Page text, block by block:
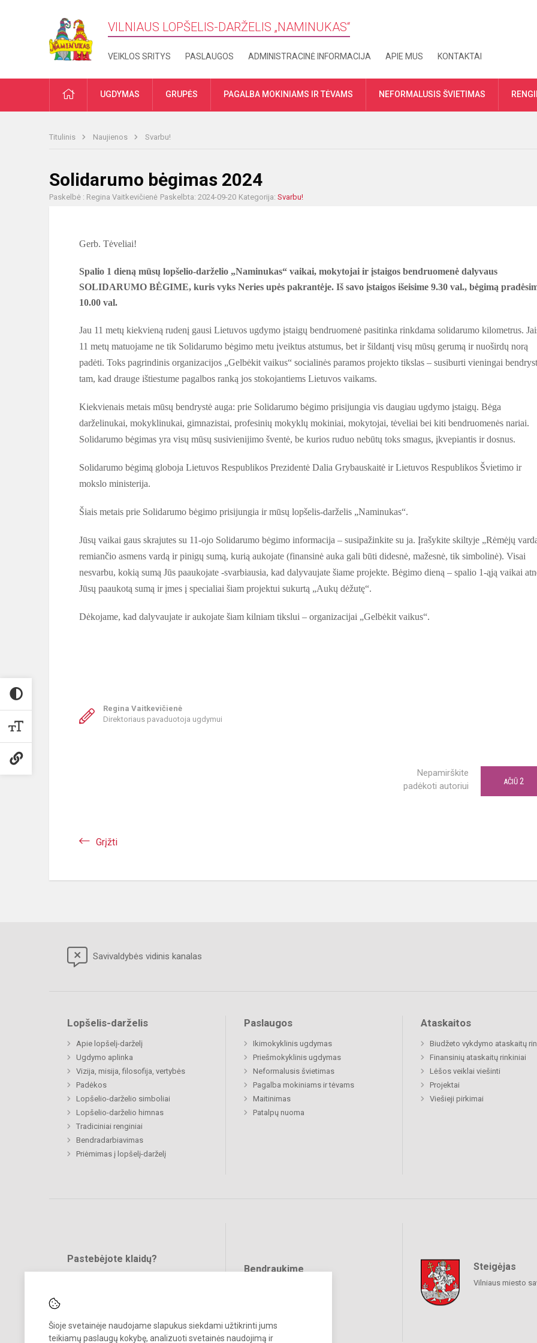
Šioje svetainėje naudojame slapukus siekdami užtikrinti jums
teikiamų paslaugų kokybę, analizuoti svetainės naudojimą ir
VILNIAUS LOPŠELIS-DARŽELIS „​NAMINUKAS“
VEIKLOS SRITYS PASLAUGOS ADMINISTRACINĖ INFORMACIJA APIE MUS KONTAKTAI
PRADŽIAUGDYMAS GRUPĖS PAGALBA MOKINIAMS IR TĖVAMS NEFORMALUSIS ŠVIETIMAS
Titulinis Naujienos Svarbu!
Solidarumo bėgimas 2024
Paskelbė : Regina Vaitkevičienė Paskelbta: 2024-09-20 Kategorija: Svarbu!
Gerb. Tėveliai!
Spalio 1 dieną mūsų lopšelio-darželio „Naminukas“ vaikai, mokytojai ir įstaigos bendruomenė dalyvaus
SOLIDARUMO BĖGIME, kuris vyks Neries upės pakrantėje. Iš savo įstaigos išeisime 9.30 val., bėgimą
10.00 val.
Jau 11 metų kiekvieną rudenį gausi Lietuvos ugdymo įstaigų bendruomenė pasitinka rinkdama solidarumo kilometrus.
11 metų matuojame ne tik Solidarumo bėgimo metu įveiktus atstumus, bet ir šildantį visų mūsų gerumą ir nuoširdų norą
padėti. Toks pagrindinis organizacijos „Gelbėkit vaikus“ socialinės paramos projekto tikslas – susiburti vieningai
tam, kad drauge ištiestume pagalbos ranką jos stokojantiems Lietuvos vaikams.
Kiekvienais metais mūsų bendrystė auga: prie Solidarumo bėgimo prisijungia vis daugiau ugdymo įstaigų. Bėga
darželinukai, mokyklinukai, gimnazistai, profesinių mokyklų mokiniai, mokytojai, tėveliai bei kiti bendruomenės nariai.
Solidarumo bėgimas yra visų mūsų susivienijimo šventė, be kurios ruduo nebūtų toks smagus, įkvepiantis ir dosnus.
Solidarumo bėgimą globoja Lietuvos Respublikos Prezidentė Dalia Grybauskaitė ir Lietuvos Respublikos Švietimo ir
mokslo ministerija.
Šiais metais prie Solidarumo bėgimo prisijungia ir mūsų lopšelis-darželis „Naminukas“.
Jūsų vaikai gaus skrajutes su 11-ojo Solidarumo bėgimo informacija – susipažinkite su ja. Įrašykite skiltyje „Rėmėjų
remiančio asmens vardą ir pinigų sumą, kurią aukojate (finansinė auka gali būti didesnė, mažesnė, tik simbolinė). Visai
nesvarbu, kokią sumą Jūs paaukojate -svarbiausia, kad dalyvaujate šiame projekte. Bėgimo dieną – spalio 1-ąją vaikai
Jūsų paaukotą sumą ir įmes į specialiai šiam projektui sukurtą „Aukų dėžutę“.
Dėkojame, kad dalyvaujate ir aukojate šiam kilniam tikslui – organizacijai „Gelbėkit vaikus“.
Regina Vaitkevičienė
Direktoriaus pavaduotoja ugdymui
Nepamirškite
padėkoti autoriui
AČIŪ 2
Grįžti
Savivaldybės vidinis kanalas
Lopšelis-darželis
Apie lopšelį-darželį
Ugdymo aplinka
Vizija, misija, filosofija, vertybės
Padėkos
Lopšelio-darželio simboliai
Lopšelio-darželio himnas
Tradiciniai renginiai
Bendradarbiavimas
Priėmimas į lopšelį-darželį
Paslaugos
Ikimokyklinis ugdymas
Priešmokyklinis ugdymas
Neformalusis švietimas
Pagalba mokiniams ir tėvams
Maitinimas
Patalpų nuoma
Ataskaitos
Biudžeto vykdymo ataskaitų
Finansinių ataskaitų rinkiniai
Lėšos veiklai viešinti
Projektai
Viešieji pirkimai
Pastebėjote klaidų?
Bendraukime Steigėjas
Vilniaus miesto